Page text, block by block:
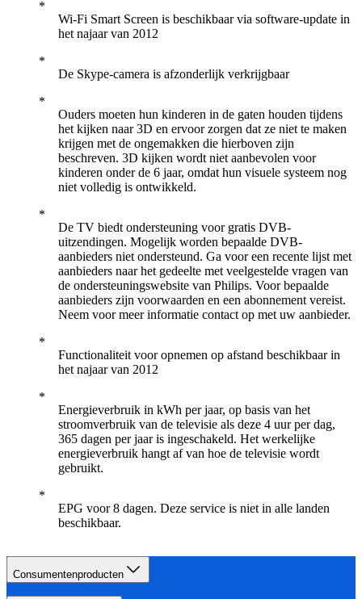
Wi-Fi Smart Screen is beschikbaar via software-update in
het najaar van 2012
De Skype-camera is afzonderlijk verkrijgbaar
Ouders moeten hun kinderen in de gaten houden tijdens
het kijken naar 3D en ervoor zorgen dat ze niet te maken
krijgen met de ongemakken die hierboven zijn
beschreven. 3D kijken wordt niet aanbevolen voor
kinderen onder de 6 jaar, omdat hun visuele systeem nog
niet volledig is ontwikkeld.
De TV biedt ondersteuning voor gratis DVB-
uitzendingen. Mogelijk worden bepaalde DVB-
aanbieders niet ondersteund. Ga voor een recente lijst met
aanbieders naar het gedeelte met veelgestelde vragen van
de ondersteuningswebsite van Philips. Voor bepaalde
aanbieders zijn voorwaarden en een abonnement vereist.
Neem voor meer informatie contact op met uw aanbieder.
Functionaliteit voor opnemen op afstand beschikbaar in
het najaar van 2012
Energieverbruik in kWh per jaar, op basis van het
stroomverbruik van de televisie als deze 4 uur per dag,
365 dagen per jaar is ingeschakeld. Het werkelijke
energieverbruik hangt af van hoe de televisie wordt
gebruikt.
EPG voor 8 dagen. Deze service is niet in alle landen
beschikbaar.
Consumentenproducten